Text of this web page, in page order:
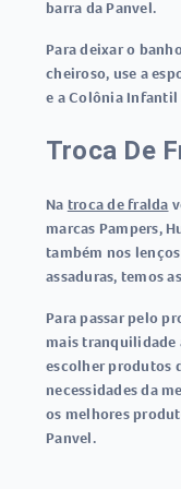
barra da Panvel.
Para deixar o
cheiroso, use a
e a Colônia Infantil
Troca De
Na troca de fralda
marcas Pampers,
também nos
assaduras, temos
Para passar pelo
mais tranquilidade
escolher produtos
necessidades da
os melhores
Panvel.